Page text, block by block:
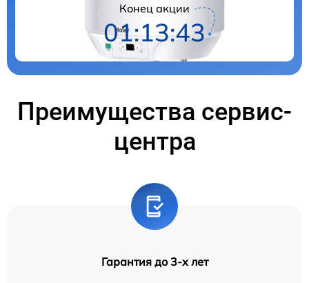
Конец акции
01:13:41
Преимущества сервис-
центра
Гарантия до 3-х лет